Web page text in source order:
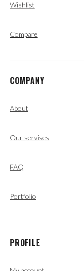
Wishlist
Compare
COMPANY
About
Our servises
FAQ
Portfolio
PROFILE